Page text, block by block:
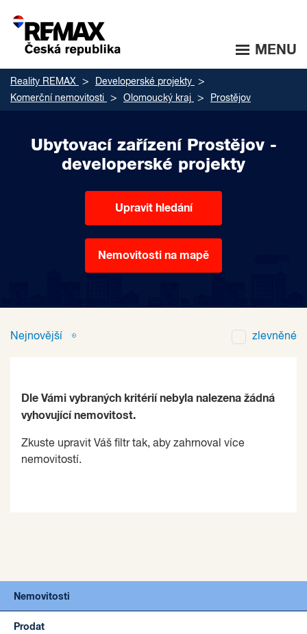
MENU
Reality REMAX
Developerské projekty
Komerční nemovitosti
Olomoucký kraj Prostějov
Ubytovací zařízení Prostějov -
developerské projekty
Upravit hledání
Nemovitosti na mapě
Nejnovější zlevněné
Dle Vámi vybraných kritérií nebyla nalezena žádná
vyhovující nemovitost.
Zkuste upravit Váš filtr tak, aby zahrnoval více
nemovitostí.
Nemovitosti
Prodat